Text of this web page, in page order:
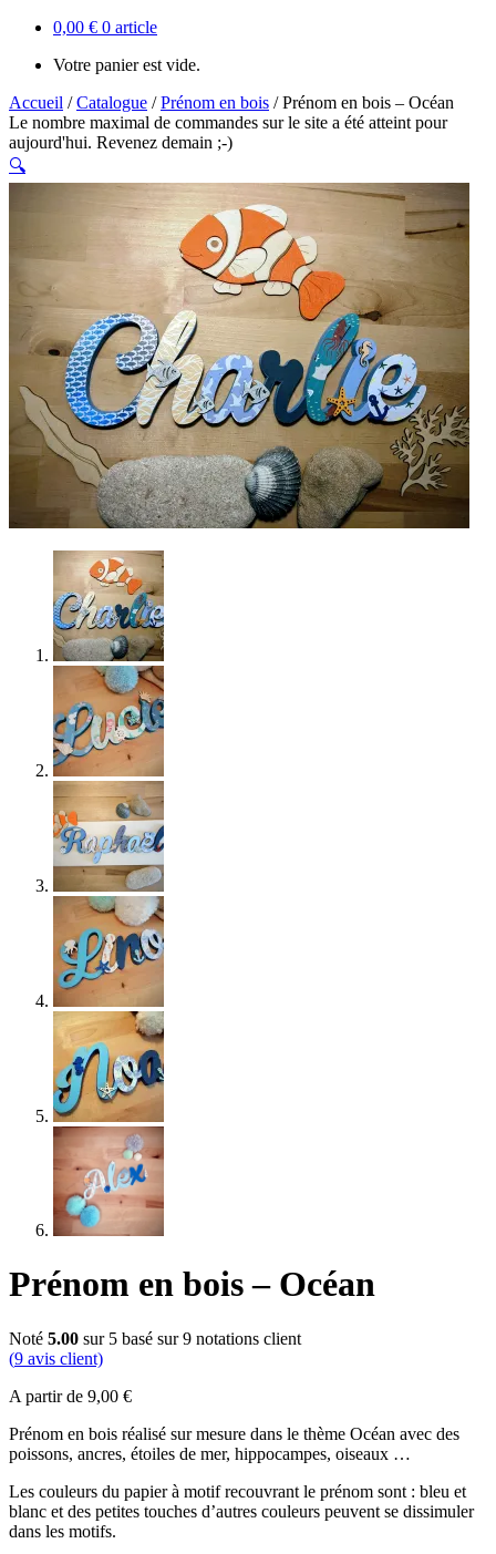
0,00 € 0 article
Votre panier est vide.
Accueil /Catalogue /Prénom en bois /Prénom en bois – Océan
Le nombre maximal de commandes sur le site a été atteint pour
aujourd'hui. Revenez demain ;-)
🔍
Prénom en bois – Océan
Noté 5.00 sur 5 basé sur9 notations client
(9 avis client)
A partir de 9,00 €
Prénom en bois réalisé sur mesure dans le thème Océan avec des
poissons, ancres, étoiles de mer, hippocampes, oiseaux …
Les couleurs du papier à motif recouvrant le prénom sont : bleu et
blanc et des petites touches d’autres couleurs peuvent se dissimuler
dans les motifs.